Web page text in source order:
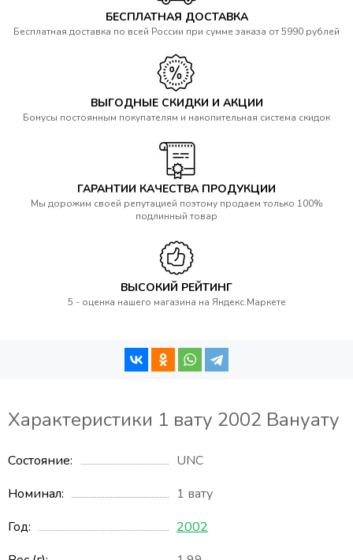
БЕСПЛАТНАЯ ДОСТАВКА
Бесплатная доставка по всей России при сумме заказа от 5990 рублей
ВЫГОДНЫЕ СКИДКИ И АКЦИИ
Бонусы постоянным покупателям и накопительная система скидок
ГАРАНТИИ КАЧЕСТВА ПРОДУКЦИИ
Мы дорожим своей репутацией поэтому продаем только 100%
подлинный товар
ВЫСОКИЙ РЕЙТИНГ
5 - оценка нашего магазина на Яндекс.Маркете
Характеристики 1 вату 2002 Вануату
Состояние
UNC
Номинал
1 вату
Год
2002